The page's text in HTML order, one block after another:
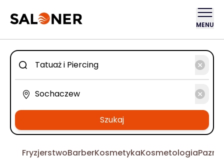
MENU
Szukaj
FryzjerstwoBarberKosmetykaKosmetologia